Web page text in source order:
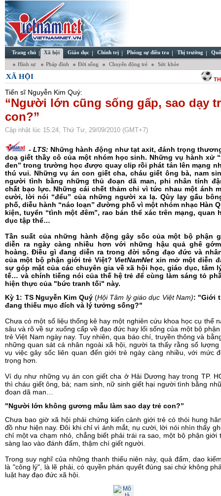
Trang chủ Xã hội Giáo dục Chính trị Phóng sự điều tra Thị trường
Hình sự Pháp đình Đời sống Chuyển động trẻ Sức khỏe
XÃ HỘI
Tiến sĩ Nguyễn Kim Quý:
“Người lớn cũng sống gấp, sao dạy
con?”
Cập nhật lúc 15:24, Thứ Tư, 29/09/2010 (GMT+7)
-LTS: Những hành động như tạt axit, đánh trọng
doạ giết thầy cô của một nhóm học sinh. Những vụ hành xử
đen” trong trường học được quay clip rồi phát tán lên mạng
thú vui. Những vụ án con giết cha, cháu giết ông bà, nam
người tình bằng những thủ đoạn dã man, phi nhân tính
chất bạo lực. Những cái chết thảm chỉ vì tức nhau một ánh
cười, lời nói “đểu” của những người xa lạ. Qùy lạy gấu
phố, diễu hành “náo loạn” đường phố vì một nhóm nhạc Hàn
kiện, tuyển “tình một đêm”, rao bán thể xác trên mạng, quan
dục tập thể…
Tần suất của những hành động gây sốc của một bộ phận
diễn ra ngày càng nhiều hơn với những hậu quả ghê
hoàng. Điều gì đang diễn ra trong đời sống đạo đức và
của một bộ phận giới trẻ Việt? VietNamNet xin mở một diễn
sự góp mặt của các chuyên gia về xã hội học, giáo dục, tâm
tế… và chính tiếng nói của thế hệ trẻ để cùng làm sáng tỏ
hiện thực của "bức tranh tối" này.
Kỳ 1: TS Nguyễn Kim Quý (Hội Tâm lý giáo dục Việt Nam): "Giới
đang thiếu mục đích và lý tưởng sống?"
Chưa có một số liệu thống kê hay một nghiên cứu khoa học cụ thể
sâu và rõ về sự xuống cấp về đạo đức hay lối sống của một bộ
trẻ Việt Nam ngày nay. Tuy nhiên, qua báo chí, truyền thông và
những quan sát cá nhân ngoài xã hội, người ta thấy rằng số lượng
vụ việc gây sốc liên quan đến giới trẻ ngày càng nhiều, với mức
trọng hơn.
Ví dụ như những vụ án con giết cha ở Hải Dương hay trong TP.
thì cháu giết ông, bà; nam sinh, nữ sinh giết hại người tình bằng
đoạn dã man…
"Người lớn không gương mẫu làm sao dạy trẻ con?”
Chưa bao giờ xã hội phải chứng kiến cảnh giới trẻ có thói hung
đồ như hiện nay. Đôi khi chỉ vì ánh mắt, nụ cười, lời nói nhìn thấy
chỉ một va chạm nhỏ, chẳng biết phải trái ra sao, một bộ phận giới
sàng lao vào đánh đấm, thậm chí giết người.
Trong suy nghĩ của những thanh thiếu niên này, quả đấm, dao
là "công lý", là lẽ phải, có quyền phán quyết đúng sai chứ không
luật hay đạo đức xã hội.